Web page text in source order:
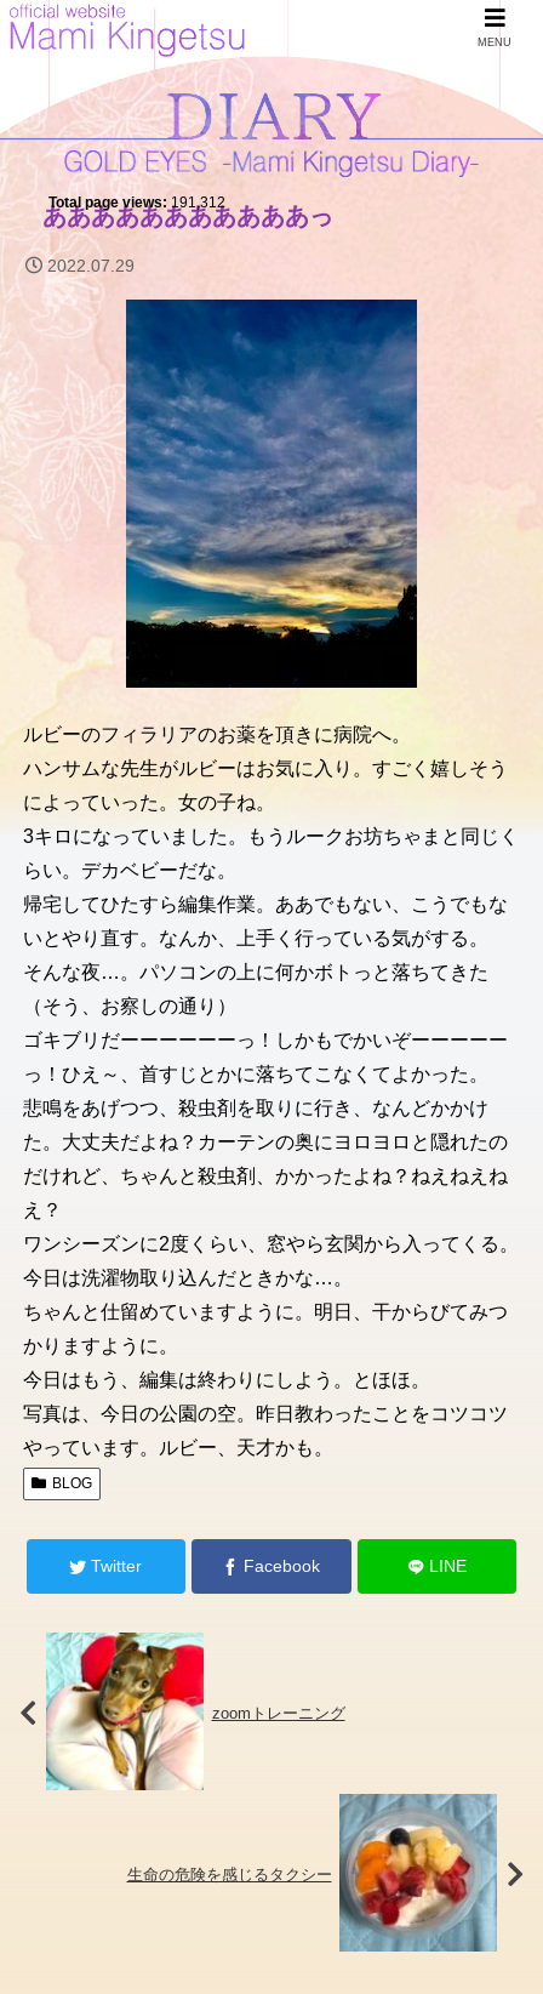
Total page views: 191,312
あああああああああああっ
2022.07.29
ルビーのフィラリアのお薬を頂きに病院へ。
ハンサムな先生がルビーはお気に入り。すごく嬉しそう
によっていった。女の子ね。
3キロになっていました。もうルークお坊ちゃまと同じく
らい。デカベビーだな。
帰宅してひたすら編集作業。ああでもない、こうでもな
いとやり直す。なんか、上手く行っている気がする。
そんな夜…。パソコンの上に何かボトっと落ちてきた
（そう、お察しの通り）
ゴキブリだーーーーーーっ！しかもでかいぞーーーーー
っ！ひえ～、首すじとかに落ちてこなくてよかった。
悲鳴をあげつつ、殺虫剤を取りに行き、なんどかかけ
た。大丈夫だよね？カーテンの奥にヨロヨロと隠れたの
だけれど、ちゃんと殺虫剤、かかったよね？ねえねえね
え？
ワンシーズンに2度くらい、窓やら玄関から入ってくる。
今日は洗濯物取り込んだときかな…。
ちゃんと仕留めていますように。明日、干からびてみつ
かりますように。
今日はもう、編集は終わりにしよう。とほほ。
写真は、今日の公園の空。昨日教わったことをコツコツ
やっています。ルビー、天才かも。
BLOG
Twitter Facebook LINE
zoomトレーニング
生命の危険を感じるタクシー
MENU